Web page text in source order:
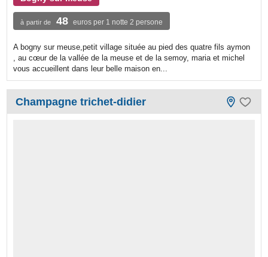
à partir de 48 euros per 1 notte 2 persone
A bogny sur meuse,petit village située au pied des quatre fils aymon
, au cœur de la vallée de la meuse et de la semoy, maria et michel
vous accueillent dans leur belle maison en...
Champagne trichet-didier